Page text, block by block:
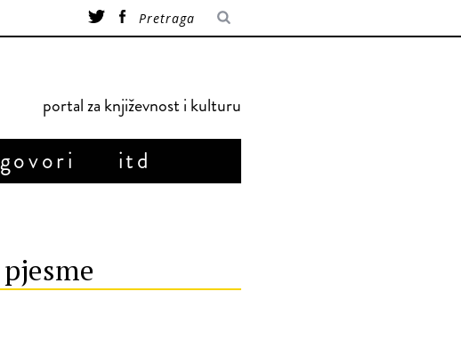
portal za književnost i kulturu
itd